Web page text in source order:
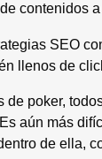
contenidos
SEO
llenos de
de poker,
aún más
de ella,